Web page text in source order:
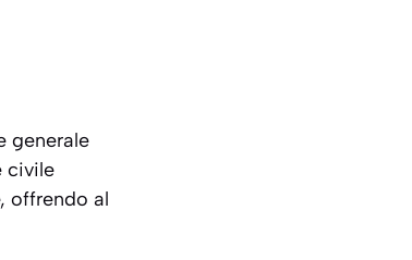
generale
civile
offrendo al